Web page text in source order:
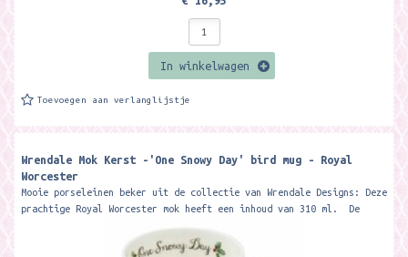
In winkelwagen
Toevoegen aan verlanglijstje
Wrendale Mok Kerst -'One Snowy Day' bird mug - Royal
Worcester
Mooie porseleinen beker uit de collectie van Wrendale Designs: Deze
prachtige Royal Worcester mok heeft een inhoud van 310 ml. De